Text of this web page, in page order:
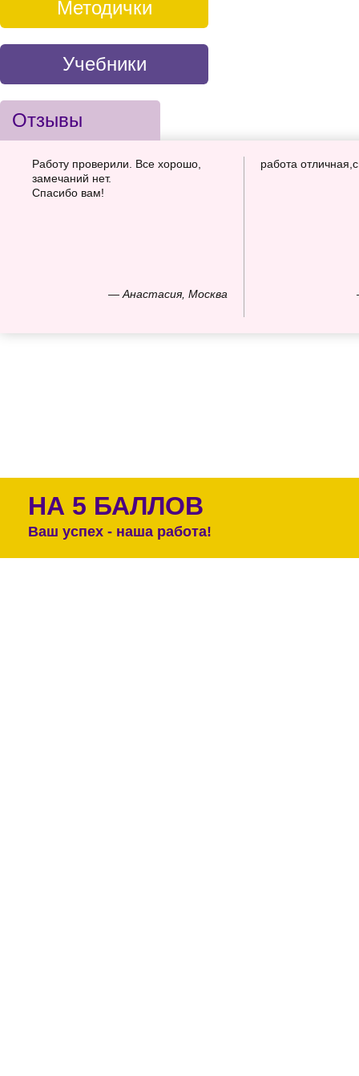
Методички
Учебники
Отзывы
— Анастасия, Москва
Работу проверили. Все хорошо,
замечаний нет.
Спасибо вам!
работа
НА 5 БАЛЛОВ
Ваш успех - наша работа!